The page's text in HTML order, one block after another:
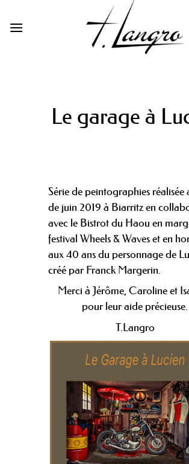
Le garage à
Série de peintographies réalisée
de juin 2019 à Biarritz en
avec le Bistrot du Haou en
festival Wheels & Waves et en
aux 40 ans du personnage de
créé par Franck Margerin.
Merci à Jérôme, Caroline et
pour leur aide précieuse.
T.Langro